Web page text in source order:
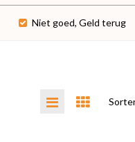
Niet goed, Geld terug